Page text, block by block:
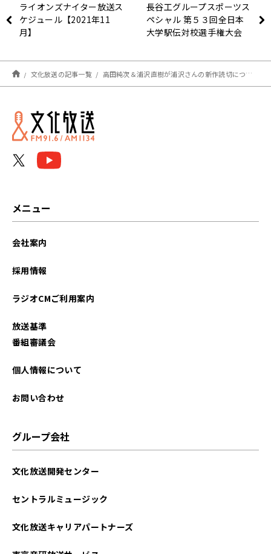
ライオンズナイター放送ス
ケジュール【2021年11
月】
長谷工グループスポーツス
ペシャル 第５３回全日本
大学駅伝対校選手権大会
文化放送の記事一覧 高田純次＆浦沢直樹が浦沢さんの新作読切について語る 〜10月31日「純次と直樹」
メニュー
会社案内
採用情報
ラジオCMご利用案内
放送基準
番組審議会
個人情報について
お問い合わせ
グループ会社
文化放送開発センター
セントラルミュージック
文化放送キャリアパートナーズ